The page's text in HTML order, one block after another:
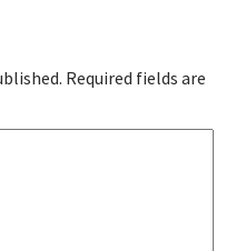
Required fields are